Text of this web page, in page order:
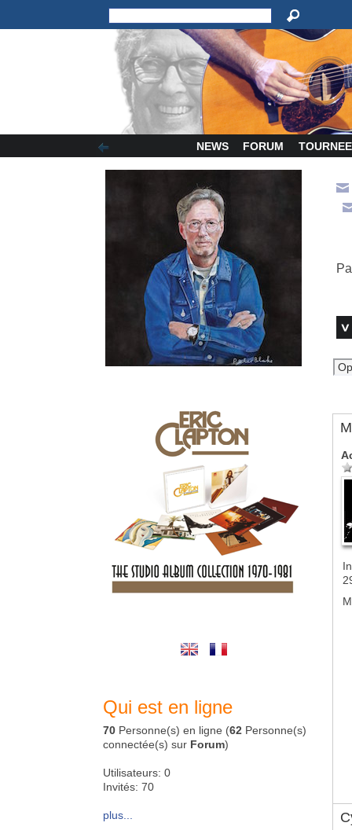
NEWS FORUM TOURNEE
Qui est en ligne
70 Personne(s) en ligne (62 Personne(s)
connectée(s) sur Forum)
Utilisateurs: 0
Invités: 70
plus...